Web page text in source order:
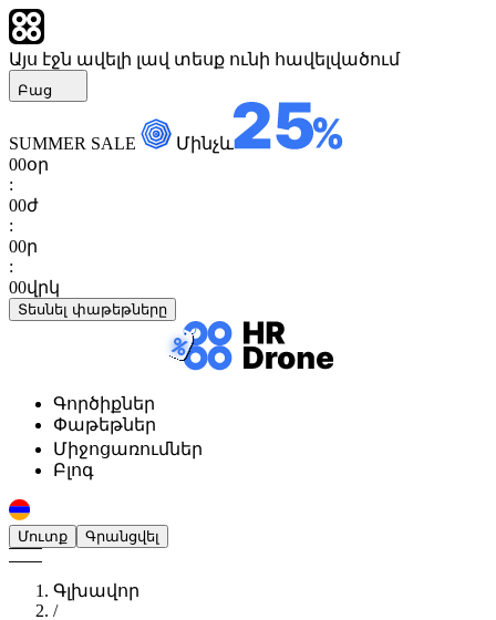
Այս էջն ավելի լավ տեսք ունի հավելվածում
Բաց
SUMMER SALE
Մինչև
00օր
:
00ժ
:
00ր
:
00վրկ
Տեսնել փաթեթները
Գործիքներ
Փաթեթներ
Միջոցառումներ
Բլոգ
Մուտք Գրանցվել
Գլխավոր
/